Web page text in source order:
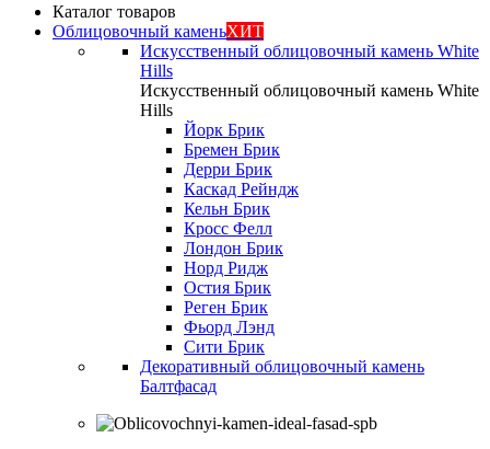
Каталог товаров
Облицовочный каменьХИТ
Искусственный облицовочный камень White
Hills
Искусственный облицовочный камень White
Hills
Йорк Брик
Бремен Брик
Дерри Брик
Каскад Рейндж
Кельн Брик
Кросс Фелл
Лондон Брик
Норд Ридж
Остия Брик
Реген Брик
Фьорд Лэнд
Сити Брик
Декоративный облицовочный камень
Балтфасад